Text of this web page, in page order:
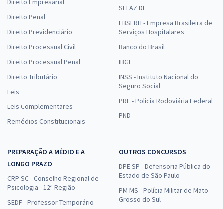
Direito Empresarial
Direito Penal
Direito Previdenciário
Direito Processual Civil
Direito Processual Penal
Direito Tributário
Leis
Leis Complementares
Remédios Constitucionais
SEFAZ DF
EBSERH - Empresa Brasileira de
Serviços Hospitalares
Banco do Brasil
IBGE
INSS - Instituto Nacional do
Seguro Social
PRF - Polícia Rodoviária Federal
PND
PREPARAÇÃO A MÉDIO E A
LONGO PRAZO
CRP SC - Conselho Regional de
Psicologia - 12ª Região
SEDF - Professor Temporário
OUTROS CONCURSOS
DPE SP - Defensoria Pública do
Estado de São Paulo
PM MS - Polícia Militar de Mato
Grosso do Sul